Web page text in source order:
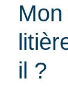
il ?